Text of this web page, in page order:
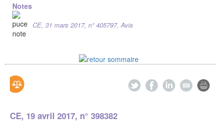
Notes
CE, 31 mars 2017, n° 405797, Avis
CE, 19 avril 2017, n° 398382